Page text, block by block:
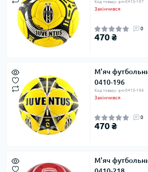
Код товару: gm-0410-197
Закінчився
0
470 ₴
М'яч
0410-196
Код товару: gm-0410-196
Закінчився
0
470 ₴
М'яч